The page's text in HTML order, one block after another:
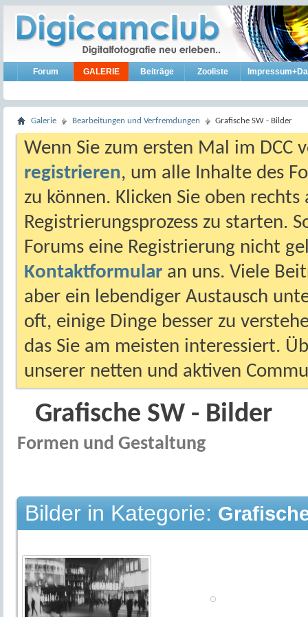
Forum GALERIE Beiträge Zooliste
Galerie Bearbeitungen und Verfremdungen Grafische SW - Bilder
Wenn Sie zum ersten Mal im DCC
registrieren, um alle Inhalte des
zu können. Klicken Sie oben
Registrierungsprozess zu starten.
Forums eine Registrierung nicht
Kontaktformular an uns. Viele
aber ein lebendiger Austausch
oft, einige Dinge besser zu
das Sie am meisten interessiert.
unserer netten und aktiven
Grafische SW - Bilder
Formen und Gestaltung
Bilder in Kategorie: